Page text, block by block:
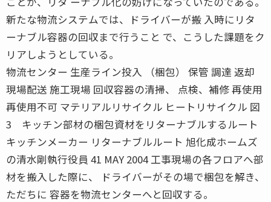
新たな物流システムでは、ドライバーが搬 入時にリタ
ーナブル容器の回収まで行うこと で、こうした課題をク
リアしようとしている。
物流センター 生産ライン投入 （梱包） 保管 調達 返却
現場配送 施工現場 回収容器の清掃、 点検、補修 再使用
再使用不可 マテリアルリサイクル ヒートリサイクル 図
3 キッチン部材の梱包資材をリターナブルするルート
キッチンメーカー リターナブルルート 旭化成ホームズ
の清水剛執行役員 41 MAY 2004 工事現場の各フロアへ部
材を搬入した際に、 ドライバーがその場で梱包を解き、
ただちに 容器を物流センターへと回収する。